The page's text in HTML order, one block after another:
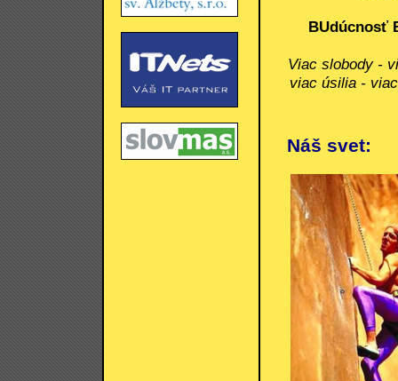
BUdúcnosť
Viac slobody -
viac úsilia -
Náš svet: